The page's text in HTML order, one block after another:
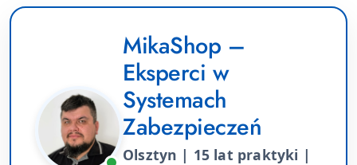
MikaShop –
Eksperci w
Systemach
Zabezpieczeń
Olsztyn | 15 lat praktyki |